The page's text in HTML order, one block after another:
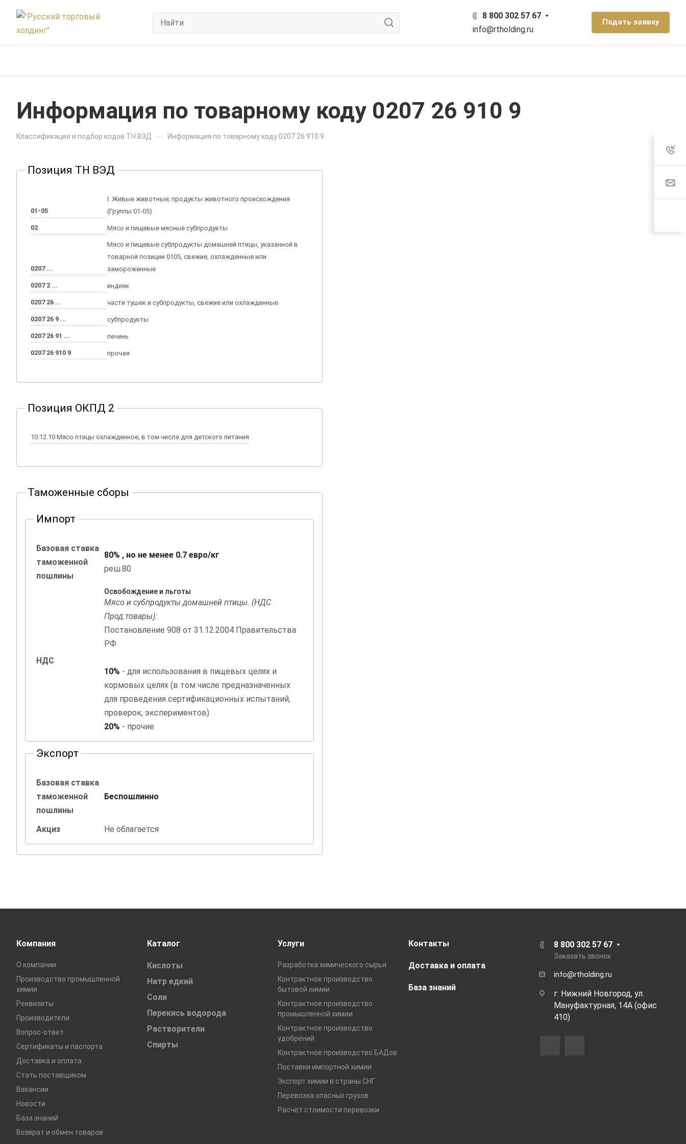
8 800 302 57 67
info@rtholding.ru
Подать заявку
Информация по товарному коду 0207 26 910 9
Классификация и подбор кодов ТН ВЭД — Информация по товарному коду 0207 26 910 9
Позиция ТН ВЭД
01-05
I. Живые животные; продукты животного происхождения
(Группы 01-05)
02 Мясо и пищевые мясные субпродукты
0207 ...
Мясо и пищевые субпродукты домашней птицы, указанной в
товарной позиции 0105, свежие, охлажденные или
замороженные
0207 2 ... индеек
0207 26 ... части тушек и субпродукты, свежие или охлажденные
0207 26 9 ... субпродукты
0207 26 91 ... печень
0207 26 910 9 прочая
Позиция ОКПД 2
10.12.10 Мясо птицы охлажденное, в том числе для детского питания
Таможенные сборы
Импорт
Базовая ставка
таможенной
пошлины
80% , но не менее 0.7 евро/кг
реш.80
НДС
Освобождение и льготы
Мясо и субпродукты домашней птицы..(НДС
Прод.товары):
Постановление 908 от 31.12.2004 Правительства
РФ
10% - для использования в пищевых целях и
кормовых целях (в том числе предназначенных
для проведения сертификационных испытаний,
проверок, экспериментов)
20% - прочие
Экспорт
Базовая ставка
таможенной
пошлины
Беспошлинно
Акциз Не облагается
Компания
О компании
Производство промышленной
химии
Реквизиты
Производители
Вопрос-ответ
Сертификаты и паспорта
Доставка и оплата
Стать поставщиком
Вакансии
Новости
База знаний
Возврат и обмен товаров
Каталог
Кислоты
Натр едкий
Соли
Перекись водорода
Растворители
Спирты
Услуги
Разработка химического сырья
Контрактное производство
бытовой химии
Контрактное производство
промышленной химии
Контрактное производство
удобрений
Контрактное производство БАДов
Поставки импортной химии
Экспорт химии в страны СНГ
Перевозка опасных грузов
Расчёт стоимости перевозки
Контакты
Доставка и оплата
База знаний
8 800 302 57 67
Заказать звонок
info@rtholding.ru
г. Нижний Новгород, ул.
Мануфактурная, 14А (офис
410)